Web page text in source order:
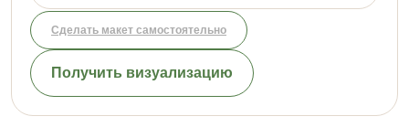
Сделать макет самостоятельно
Получить визуализацию